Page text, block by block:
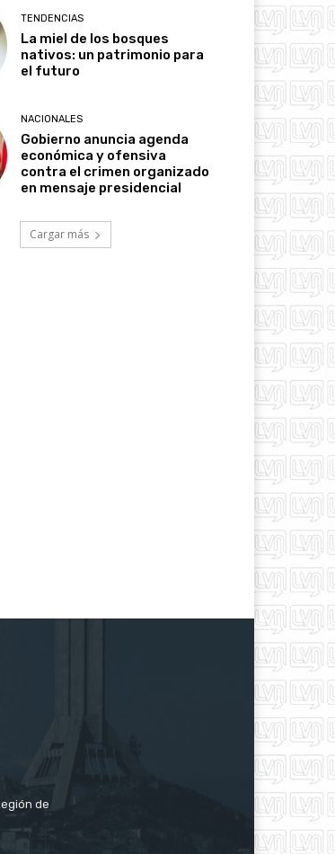
TENDENCIAS
La miel de los bosques
nativos: un patrimonio para
el futuro
NACIONALES
Gobierno anuncia agenda
económica y ofensiva
contra el crimen organizado
en mensaje presidencial
Cargar más
de